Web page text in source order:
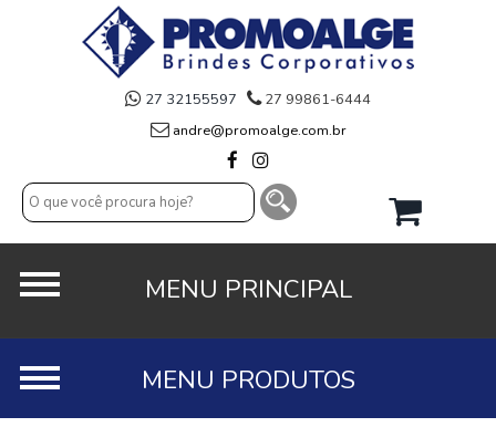
27 32155597
27 99861-6444
andre@promoalge.com.br